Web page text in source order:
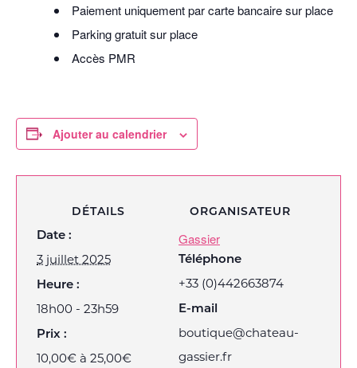
Paiement uniquement par carte bancaire sur place
Parking gratuit sur place
Accès PMR
Ajouter au calendrier
DÉTAILS
Date :
3 juillet 2025
Heure :
18h00 - 23h59
Prix :
10,00€ à 25,00€
ORGANISATEUR
Gassier
Téléphone
+33 (0)442663874
E-mail
boutique@chateau-
gassier.fr